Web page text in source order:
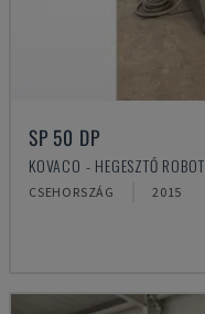
SP 50 DP
KOVACO - HEGESZTŐ ROBOT
CSEHORSZÁG 2015